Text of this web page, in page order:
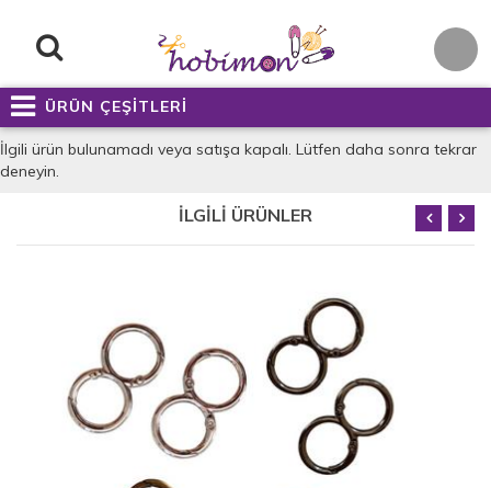
ÜRÜN ÇEŞİTLERİ
İlgili ürün bulunamadı veya satışa kapalı. Lütfen daha sonra tekrar
deneyin.
İLGİLİ ÜRÜNLER